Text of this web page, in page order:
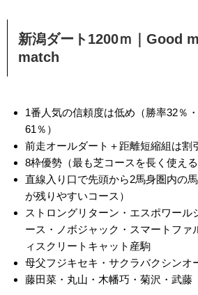
新潟ダート1200ｍ｜Good
match
1番人気の信頼度は低め（勝率32％
61％）
前走オールダート＋距離短縮組は割
8枠優勢（最も芝コースを長く使える
直線入り口で先頭から2馬身圏内の
が残りやすいコース ）
ストロングリターン・エスポワール
ース・ノボジャック・スマートファ
ィスクリートキャット産駒
母父フジキセキ・サクラバクシンオ
藤田菜・丸山・木幡巧・菊沢・武藤